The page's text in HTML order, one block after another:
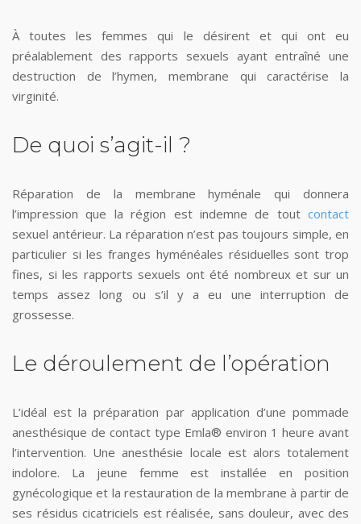
À toutes les femmes qui le désirent et qui ont eu
préalablement des rapports sexuels ayant entraîné une
destruction de l’hymen, membrane qui caractérise la
virginité.
De quoi s’agit-il ?
Réparation de la membrane hyménale qui donnera
l’impression que la région est indemne de tout contact
sexuel antérieur. La réparation n’est pas toujours simple, en
particulier si les franges hyménéales résiduelles sont trop
fines, si les rapports sexuels ont été nombreux et sur un
temps assez long ou s’il y a eu une interruption de
grossesse.
Le déroulement de l’opération
L’idéal est la préparation par application d’une pommade
anesthésique de contact type Emla® environ 1 heure avant
l’intervention. Une anesthésie locale est alors totalement
indolore. La jeune femme est installée en position
gynécologique et la restauration de la membrane à partir de
ses résidus cicatriciels est réalisée, sans douleur, avec des